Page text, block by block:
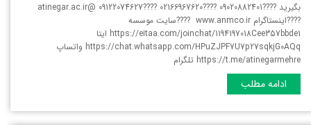
????اینستاگرام www.anmco.ir ????سایت موسسه
https://eitaa.com/joinchat/1194197018Cee357bbde1 ایتا
https://chat.whatsapp.com/HPuZJPF7U7p27sqkjG0AQq واتساپ
https://t.me/atinegarmehre تلگرام
ادامه مطلب